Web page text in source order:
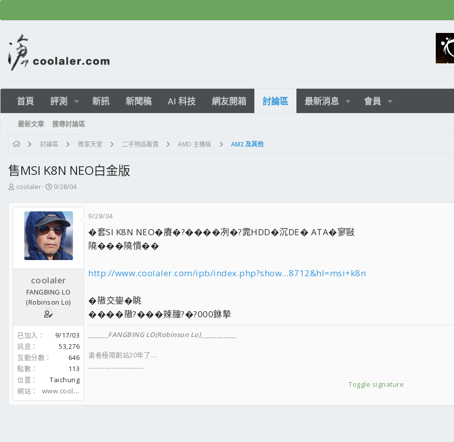
首頁 評測 新訊 新聞稿 AI 科技 網友開箱 討論區 最新消息 會員
最新文章 搜尋討論區
討論區 敗家天堂 二手物品販賣 AMD 主機板 AM2 及其他
售MSI K8N NEO白金版
主
發
coolaler
開
日
期
9/28/04
coolaler
FANGBING LO
(Robinson Lo)
已加入
9/17/03
訊息
53,276
互動分數
646
點數
113
位置
Taichung
網站
www.coolaler.com
9/28/04
�套SI K8N NEO�賡�?����冽�?雿HDD�沉DE� ATA�寥敺
隢���隢憒��
http://www.coolaler.com/ipb/index.php?show...8712&hl=msi+k8n
�隞交鋆�眺
����隞?���辣朣?�?000銝摰
Toggle signature
FANGBING LO(Robinson Lo)___________
滄者極限創站20年了....
FACEBOOK